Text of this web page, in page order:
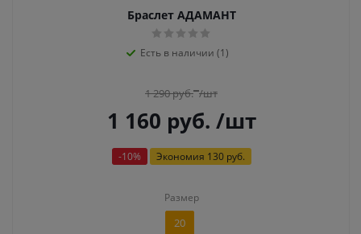
Браслет АДАМАНТ
Есть в наличии (1)
1 290руб. /шт
1 160 руб. /шт
-10% Экономия 130 руб.
Размер
20